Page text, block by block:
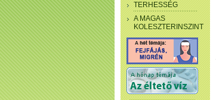
TERHESSÉG
A MAGAS
KOLESZTERINSZINT